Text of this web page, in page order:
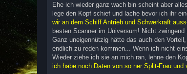
g
Ehe ich wieder ganz wach bin scheint aber
lege den Kopf schief und lache bevor ich ihr
wir an dem Schiff Antrieb und Schwerkraft
besten Scanner im Universum! Nicht
Ganz uneigennützig hätte das auch den
endlich zu reden kommen... Wenn ich nicht
Wieder ziehe ich sie an mich ran, lehne den
ich habe noch Daten von so ner Split-Frau